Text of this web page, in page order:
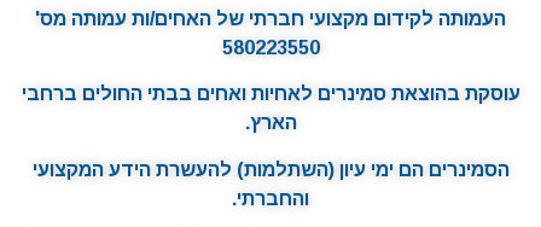
העמותה לקידום מקצועי חברתי של האחים/ות עמותה מס'
580223550
עוסקת בהוצאת סמינרים לאחיות ואחים בבתי החולים ברחבי
הארץ.
הסמינרים הם ימי עיון (השתלמות) להעשרת הידע המקצועי
והחברתי.